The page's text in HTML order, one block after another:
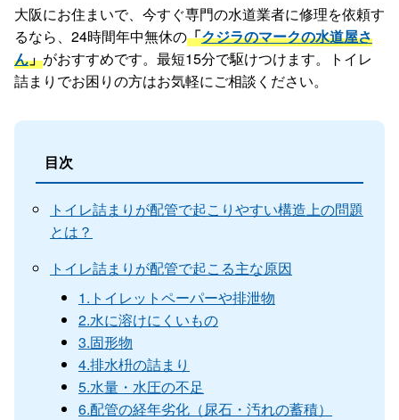
大阪にお住まいで、今すぐ専門の水道業者に修理を依頼す
るなら、24時間年中無休の「クジラのマークの水道屋さ
ん」がおすすめです。最短15分で駆けつけます。トイレ
詰まりでお困りの方はお気軽にご相談ください。
目次
トイレ詰まりが配管で起こりやすい構造上の問題
とは？
トイレ詰まりが配管で起こる主な原因
1.トイレットペーパーや排泄物
2.水に溶けにくいもの
3.固形物
4.排水枡の詰まり
5.水量・水圧の不足
6.配管の経年劣化（尿石・汚れの蓄積）